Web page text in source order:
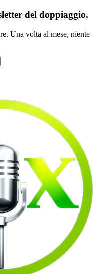
del doppiaggio.
Una volta al mese, niente